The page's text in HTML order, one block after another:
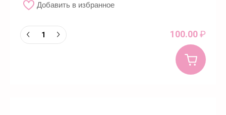
Добавить в избранное
100.00₽